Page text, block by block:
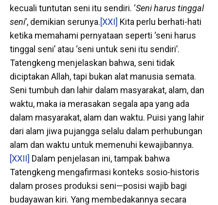
kecuali tuntutan seni itu sendiri. ‘Seni harus tinggal
seni’, demikian serunya.[XXI] Kita perlu berhati-hati
ketika memahami pernyataan seperti ‘seni harus
tinggal seni’ atau ‘seni untuk seni itu sendiri’.
Tatengkeng menjelaskan bahwa, seni tidak
diciptakan Allah, tapi bukan alat manusia semata.
Seni tumbuh dan lahir dalam masyarakat, alam, dan
waktu, maka ia merasakan segala apa yang ada
dalam masyarakat, alam dan waktu. Puisi yang lahir
dari alam jiwa pujangga selalu dalam perhubungan
alam dan waktu untuk memenuhi kewajibannya.
[XXII] Dalam penjelasan ini, tampak bahwa
Tatengkeng mengafirmasi konteks sosio-historis
dalam proses produksi seni—posisi wajib bagi
budayawan kiri. Yang membedakannya secara